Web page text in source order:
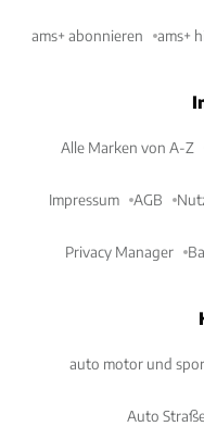
ams+ abonnieren ams+
Alle Marken von A-Z
Impressum AGB
Privacy Manager
auto motor und
Auto